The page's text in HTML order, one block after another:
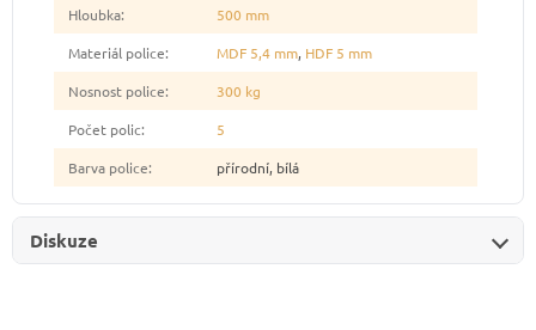
Hloubka:
500 mm
Materiál police: MDF 5,4 mm, HDF 5 mm
Nosnost police:
300 kg
Počet polic:
5
Barva police: přírodní, bílá
Diskuze